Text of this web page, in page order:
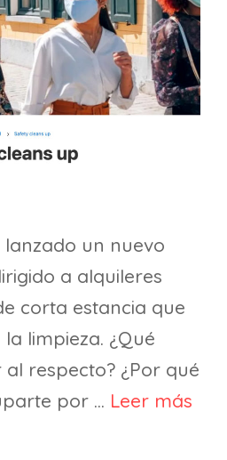
un nuevo
a alquileres
corta estancia que
limpieza. ¿Qué
respecto? ¿Por qué
por … Leer más